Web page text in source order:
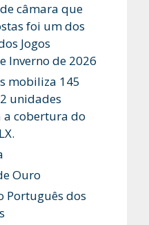
câmara que
foi um dos
Jogos
Inverno de 2026
mobiliza 145
unidades
a cobertura do
Ouro
Português dos